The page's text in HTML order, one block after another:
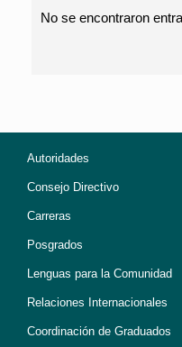
No se encontraron
Autoridades
Consejo Directivo
Carreras
Posgrados
Lenguas para la Comunidad
Relaciones Internacionales
Coordinación de Graduados